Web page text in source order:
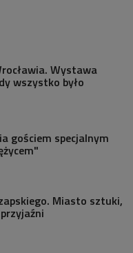
Wystawa
wszystko było
gościem specjalnym
Miasto sztuki,